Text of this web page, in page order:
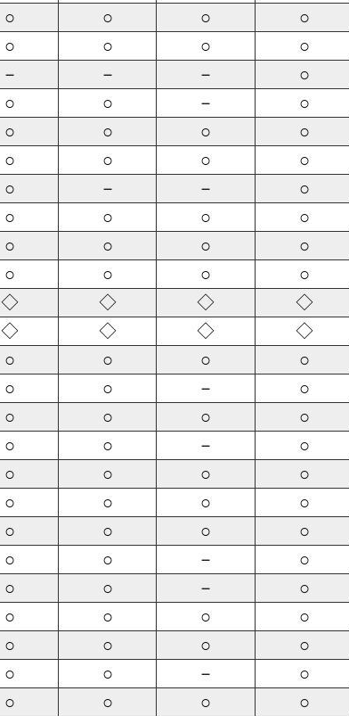
○ ○ ○ ○
○ ○ ○ ○
－ － － ○
○ ○ － ○
○ ○ ○ ○
○ ○ ○ ○
○ － － ○
○ ○ ○ ○
○ ○ ○ ○
○ ○ ○ ○
◇ ◇ ◇ ◇
◇ ◇ ◇ ◇
○ ○ ○ ○
○ ○ － ○
○ ○ ○ ○
○ ○ － ○
○ ○ ○ ○
○ ○ ○ ○
○ ○ ○ ○
○ ○ － ○
○ ○ － ○
○ ○ ○ ○
○ ○ ○ ○
○ ○ － ○
○ ○ ○ ○